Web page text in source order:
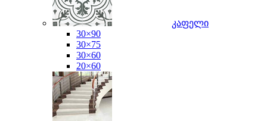
კაფელი
30×90
30×75
30×60
20×60